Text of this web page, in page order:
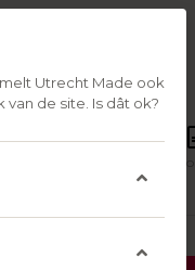
Utrecht Made ook
de site. Is dât ok?